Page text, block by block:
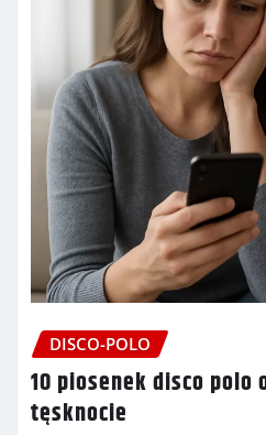
DISCO-POLO
10 piosenek disco polo
tęsknocie